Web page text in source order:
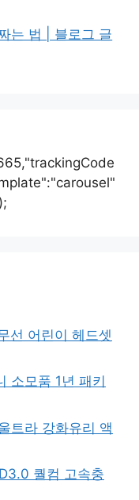
는 법 | 블로그 글
선 어린이 헤드셋
소모품 1년 패키
트라 강화유리 액
퀄컴 고속충